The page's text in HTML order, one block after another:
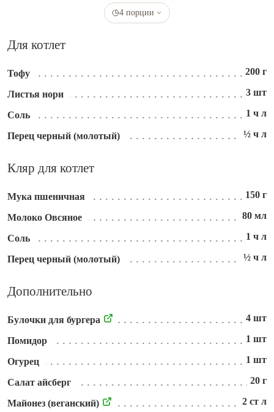
4 порции
Для котлет
Тофу 200 г
Листья нори 3 шт
Соль 1 ч л
Перец черный (молотый) ½ ч л
Кляр для котлет
Мука пшеничная 150 г
Молоко Овсяное 80 мл
Соль 1 ч л
Перец черный (молотый) ½ ч л
Дополнительно
Булочки для бургера 4 шт
Помидор 1 шт
Огурец 1 шт
Салат айсберг 20 г
Майонез (веганский) 2 ст л